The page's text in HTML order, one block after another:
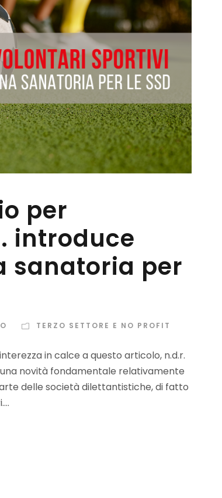
per
introduce
sanatoria per
TERZO SETTORE E NO PROFIT
in calce a questo articolo, n.d.r.
novità fondamentale relativamente
delle società dilettantistiche, di fatto